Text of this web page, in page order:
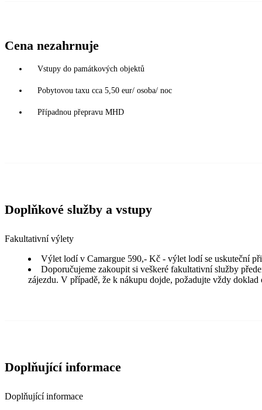
Cena nezahrnuje
Vstupy do památkových objektů
Pobytovou taxu cca 5,50 eur/ osoba/ noc
Případnou přepravu MHD
Doplňkové služby a vstupy
Fakultativní výlety
Výlet lodí v Camargue 590,- Kč - výlet lodí se uskuteční
Doporučujeme zakoupit si veškeré fakultativní služby
zájezdu. V případě, že k nákupu dojde, požadujte vždy doklad
Doplňující informace
Doplňující informace